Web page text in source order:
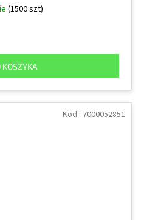
(1500 szt)
KOSZYKA
Kod : 7000052851